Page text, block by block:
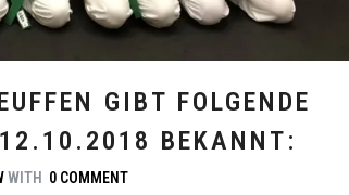
GIBT FOLGENDE
12.10.2018 BEKANNT:
WITH 0 COMMENT